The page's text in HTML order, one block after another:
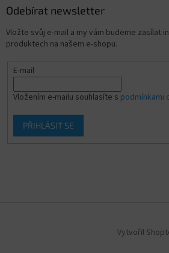
Odebírat newsletter
Vložte svůj e-mail a my vám budeme zasílat
produktech na našem e-shopu.
E-mail
Vložením e-mailu souhlasíte s podmínkami
PŘIHLÁSIT SE
Vytvořil